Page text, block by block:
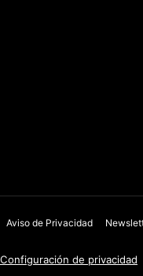
Aviso de Privacidad
Configuración de privacidad